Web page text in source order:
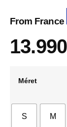
From France
13.990
Méret
S M